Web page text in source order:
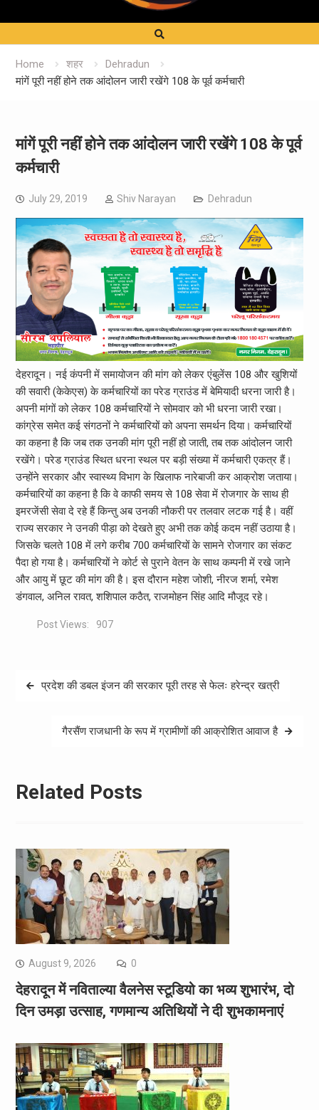
Home शहर
Dehradun
मांगें पूरी नहीं होने तक आंदोलन जारी रखेंगे 108 के पूर्व कर्मचारी
मांगें पूरी नहीं होने तक आंदोलन जारी रखेंगे 108 के पूर्व
कर्मचारी
July 29, 2019 Shiv Narayan Dehradun
देहरादून। नई कंपनी में समायोजन की मांग को लेकर एंबुलेंस 108 और खुशियों
की सवारी (केकेएस) के कर्मचारियों का परेड ग्राउंड में बेमियादी धरना जारी है।
अपनी मांगों को लेकर 108 कर्मचारियों ने सोमवार को भी धरना जारी रखा।
कांग्रेस समेत कई संगठनों ने कर्मचारियों को अपना समर्थन दिया। कर्मचारियों
का कहना है कि जब तक उनकी मांग पूरी नहीं हो जाती, तब तक आंदोलन जारी
रखेंगे। परेड ग्राउंड स्थित धरना स्थल पर बड़ी संख्या में कर्मचारी एकत्र हैं।
उन्होंने सरकार और स्वास्थ्य विभाग के खिलाफ नारेबाजी कर आक्रोश जताया।
कर्मचारियों का कहना है कि वे काफी समय से 108 सेवा में रोजगार के साथ ही
इमरजेंसी सेवा दे रहे हैं किन्तु अब उनकी नौकरी पर तलवार लटक गई है। वहीं
राज्य सरकार ने उनकी पीड़ा को देखते हुए अभी तक कोई कदम नहीं उठाया है।
जिसके चलते 108 में लगे करीब 700 कर्मचारियों के सामने रोजगार का संकट
पैदा हो गया है। कर्मचारियों ने कोर्ट से पुराने वेतन के साथ कम्पनी में रखे जाने
और आयु में छूट की मांग की है। इस दौरान महेश जोशी, नीरज शर्मा, रमेश
डंगवाल, अनिल रावत, शशिपाल कठैत, राजमोहन सिंह आदि मौजूद रहे।
Post Views: 907
Postप्रदेश की डबल इंजन की सरकार पूरी तरह से फेलः हरेन्द्र खत्री
गैरसैंण राजधानी के रूप में ग्रामीणों की आक्रोशित आवाज है
Related Posts
August 9, 2026 0
देहरादून में नविताल्या वैलनेस स्टूडियो का भव्य शुभारंभ, दो
दिन उमड़ा उत्साह, गणमान्य अतिथियों ने दी शुभकामनाएं